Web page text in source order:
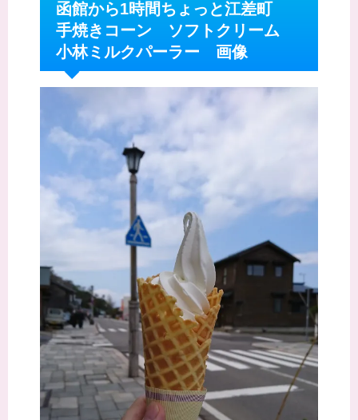
函館から1時間ちょっと江差町
手焼きコーン ソフトクリーム
小林ミルクパーラー 画像